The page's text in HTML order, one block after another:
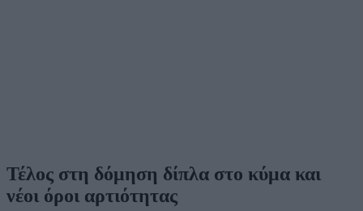
Τέλος στη δόμηση δίπλα στο κύμα και
νέοι όροι αρτιότητας